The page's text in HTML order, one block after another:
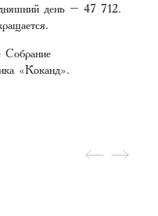
день – 47 712.
Собрание
«Коканд».